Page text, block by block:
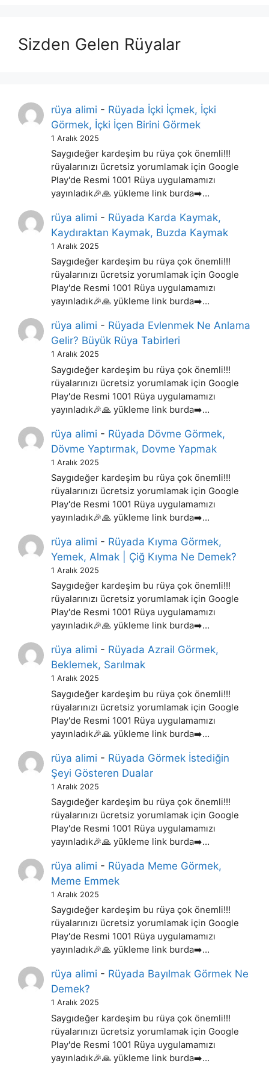
Sizden Gelen Rüyalar
rüya alimi - Rüyada İçki İçmek, İçki
Görmek, İçki İçen Birini Görmek
1 Aralık 2025
Saygıdeğer kardeşim bu rüya çok önemli!!!
rüyalarınızı ücretsiz yorumlamak için Google
Play'de Resmi 1001 Rüya uygulamamızı
yayınladık🎉🙏 yükleme link burda➡️…
rüya alimi - Rüyada Karda Kaymak,
Kaydıraktan Kaymak, Buzda Kaymak
1 Aralık 2025
Saygıdeğer kardeşim bu rüya çok önemli!!!
rüyalarınızı ücretsiz yorumlamak için Google
Play'de Resmi 1001 Rüya uygulamamızı
yayınladık🎉🙏 yükleme link burda➡️…
rüya alimi - Rüyada Evlenmek Ne Anlama
Gelir? Büyük Rüya Tabirleri
1 Aralık 2025
Saygıdeğer kardeşim bu rüya çok önemli!!!
rüyalarınızı ücretsiz yorumlamak için Google
Play'de Resmi 1001 Rüya uygulamamızı
yayınladık🎉🙏 yükleme link burda➡️…
rüya alimi - Rüyada Dövme Görmek,
Dövme Yaptırmak, Dovme Yapmak
1 Aralık 2025
Saygıdeğer kardeşim bu rüya çok önemli!!!
rüyalarınızı ücretsiz yorumlamak için Google
Play'de Resmi 1001 Rüya uygulamamızı
yayınladık🎉🙏 yükleme link burda➡️…
rüya alimi - Rüyada Kıyma Görmek,
Yemek, Almak | Çiğ Kıyma Ne Demek?
1 Aralık 2025
Saygıdeğer kardeşim bu rüya çok önemli!!!
rüyalarınızı ücretsiz yorumlamak için Google
Play'de Resmi 1001 Rüya uygulamamızı
yayınladık🎉🙏 yükleme link burda➡️…
rüya alimi - Rüyada Azrail Görmek,
Beklemek, Sarılmak
1 Aralık 2025
Saygıdeğer kardeşim bu rüya çok önemli!!!
rüyalarınızı ücretsiz yorumlamak için Google
Play'de Resmi 1001 Rüya uygulamamızı
yayınladık🎉🙏 yükleme link burda➡️…
rüya alimi - Rüyada Görmek İstediğin
Şeyi Gösteren Dualar
1 Aralık 2025
Saygıdeğer kardeşim bu rüya çok önemli!!!
rüyalarınızı ücretsiz yorumlamak için Google
Play'de Resmi 1001 Rüya uygulamamızı
yayınladık🎉🙏 yükleme link burda➡️…
rüya alimi - Rüyada Meme Görmek,
Meme Emmek
1 Aralık 2025
Saygıdeğer kardeşim bu rüya çok önemli!!!
rüyalarınızı ücretsiz yorumlamak için Google
Play'de Resmi 1001 Rüya uygulamamızı
yayınladık🎉🙏 yükleme link burda➡️…
rüya alimi - Rüyada Bayılmak Görmek Ne
Demek?
1 Aralık 2025
Saygıdeğer kardeşim bu rüya çok önemli!!!
rüyalarınızı ücretsiz yorumlamak için Google
Play'de Resmi 1001 Rüya uygulamamızı
yayınladık🎉🙏 yükleme link burda➡️…